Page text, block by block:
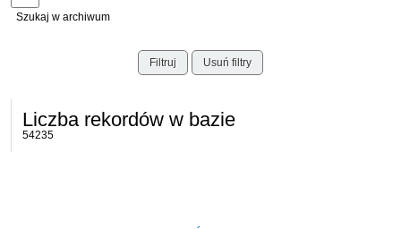
Szukaj w archiwum
Filtruj Usuń filtry
Liczba rekordów w bazie
54235